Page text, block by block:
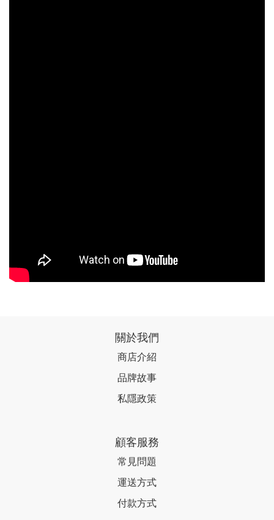
關於我們
商店介紹
品牌故事
私隱政策
顧客服務
常見問題
運送方式
付款方式